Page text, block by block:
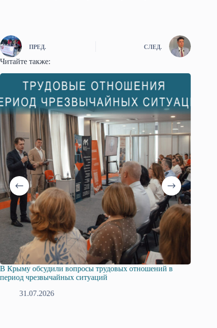
ПРЕД. СЛЕД.
Читайте также:
В Крыму обсудили вопросы трудовых отношений в
период чрезвычайных ситуаций
31.07.2026